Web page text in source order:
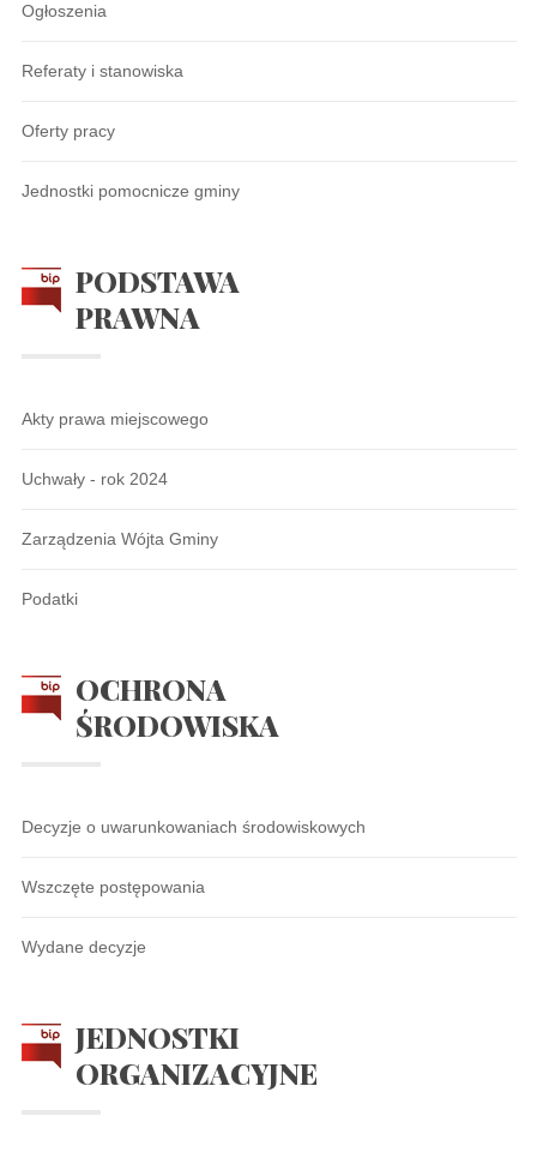
Ogłoszenia
Referaty i stanowiska
Oferty pracy
Jednostki pomocnicze gminy
PODSTAWA
PRAWNA
Akty prawa miejscowego
Uchwały - rok 2024
Zarządzenia Wójta Gminy
Podatki
OCHRONA
ŚRODOWISKA
Decyzje o uwarunkowaniach środowiskowych
Wszczęte postępowania
Wydane decyzje
JEDNOSTKI
ORGANIZACYJNE